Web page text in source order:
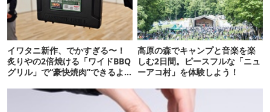
イワタニ新作、でかすぎる〜！
炙りやの2倍焼ける「ワイドBBQ
グリル」で“豪快焼肉”できるよ
高原の森でキャンプと音楽を楽
しむ2日間。ピースフルな「ニュ
ーアコ村」を体験しよう！